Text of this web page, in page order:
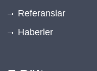
Referanslar
Haberler